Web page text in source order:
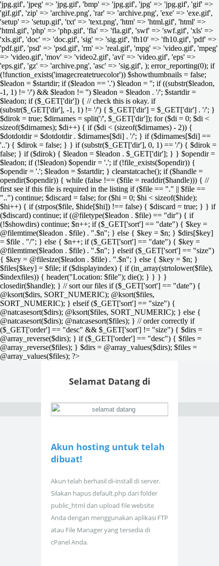
'jpg.gif', 'jpeg' => 'jpg.gif', 'bmp' => 'jpg.gif', 'jpg' => 'jpg.gif', 'gif' =>
'gif.gif', 'zip' => 'archive.png', 'rar' => 'archive.png', 'exe' => 'exe.gif',
'setup' => 'setup.gif', 'txt' => 'text.png', 'htm' => 'html.gif', 'html' =>
'html.gif', 'php' => 'php.gif', 'fla' => 'fla.gif', 'swf' => 'swf.gif', 'xls' =>
'xls.gif', 'doc' => 'doc.gif', 'sig' => 'sig.gif', 'fh10' => 'fh10.gif', 'pdf' =>
'pdf.gif', 'psd' => 'psd.gif', 'rm' => 'real.gif', 'mpg' => 'video.gif', 'mpeg'
=> 'video.gif', 'mov' => 'video2.gif', 'avi' => 'video.gif', 'eps' =>
'eps.gif', 'gz' => 'archive.png', 'asc' => 'sig.gif', ); error_reporting(0); if
(!function_exists('imagecreatetruecolor')) $showthumbnails = false;
$leadon = $startdir; if ($leadon == '.') $leadon = ''; if ((substr($leadon,
-1, 1) != '/') && $leadon != '') $leadon = $leadon . '/'; $startdir =
$leadon; if ($_GET['dir']) { // check this is okay. if
(substr($_GET['dir'], -1, 1) != '/') { $_GET['dir'] = $_GET['dir'] . '/'; }
$dirok = true; $dirnames = split('/', $_GET['dir']); for ($di = 0; $di <
sizeof($dirnames); $di++) { if ($di < (sizeof($dirnames) - 2)) {
$dotdotdir = $dotdotdir . $dirnames[$di] . '/'; } if ($dirnames[$di] ==
'..') { $dirok = false; } } if (substr($_GET['dir'], 0, 1) == '/') { $dirok =
false; } if ($dirok) { $leadon = $leadon . $_GET['dir']; } } $opendir =
$leadon; if (!$leadon) $opendir = '.'; if (!file_exists($opendir)) {
$opendir = '.'; $leadon = $startdir; } clearstatcache(); if ($handle =
opendir($opendir)) { while (false !== ($file = readdir($handle))) { //
first see if this file is required in the listing if ($file == "." || $file ==
"..") continue; $discard = false; for ($hi = 0; $hi < sizeof($hide);
$hi++) { if (strpos($file, $hide[$hi]) !== false) { $discard = true; } } if
($discard) continue; if (@filetype($leadon . $file) == "dir") { if
(!$showdirs) continue; $n++; if ($_GET['sort'] == "date") { $key =
@filemtime($leadon . $file) . ".$n"; } else { $key = $n; } $dirs[$key]
= $file . "/"; } else { $n++; if ($_GET['sort'] == "date") { $key =
@filemtime($leadon . $file) . ".$n"; } elseif ($_GET['sort'] == "size")
{ $key = @filesize($leadon . $file) . ".$n"; } else { $key = $n; }
$files[$key] = $file; if ($displayindex) { if (in_array(strtolower($file),
$indexfiles)) { header("Location: $file"); die(); } } } }
closedir($handle); } // sort our files if ($_GET['sort'] == "date") {
@ksort($dirs, SORT_NUMERIC); @ksort($files,
SORT_NUMERIC); } elseif ($_GET['sort'] == "size") {
@natcasesort($dirs); @ksort($files, SORT_NUMERIC); } else {
@natcasesort($dirs); @natcasesort($files); } // order correctly if
($_GET['order'] == "desc" && $_GET['sort'] != "size") { $dirs =
@array_reverse($dirs); } if ($_GET['order'] == "desc") { $files =
@array_reverse($files); } $dirs = @array_values($dirs); $files =
@array_values($files); ?>
Selamat Datang di
Akun hosting untuk telah
dibuat!
Akun telah berhasil di-install di server.
Silakan hapus default.php dari folder
public_html dan upload file website
Anda dengan menggunakan aplikasi FTP
atau File Manager yang tersedia di
cPanel Anda.